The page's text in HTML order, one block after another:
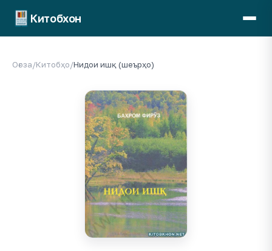
Китобхон
Оғоза/Китобҳо/Нидои ишқ (шеърҳо)